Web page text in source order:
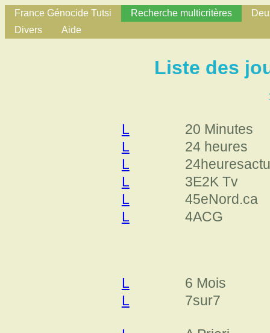
France Génocide Tutsi Recherche multicritères
Divers
Aide
Liste des
L
20 Minutes
L
24 heures
L
24heuresactu
L
3E2K Tv
L
45eNord.ca
L
4ACG
L
6 Mois
L
7sur7